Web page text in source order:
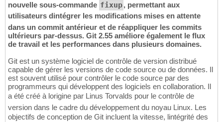
nouvelle sous-commande fixup, permettant aux
utilisateurs dintégrer les modifications mises en attente
dans un commit antérieur et de réappliquer les commits
ultérieurs par-dessus. Git 2.55 améliore également le flux
de travail et les performances dans plusieurs domaines.
Git est un système logiciel de contrôle de version distribué
capable de gérer les versions de code source ou de données. Il
est souvent utilisé pour contrôler le code source par des
programmeurs qui développent des logiciels en collaboration. Il
a été créé à lorigine par Linus Torvalds pour le contrôle de
version dans le cadre du développement du noyau Linux. Les
objectifs de conception de Git incluent la vitesse, lintégrité des